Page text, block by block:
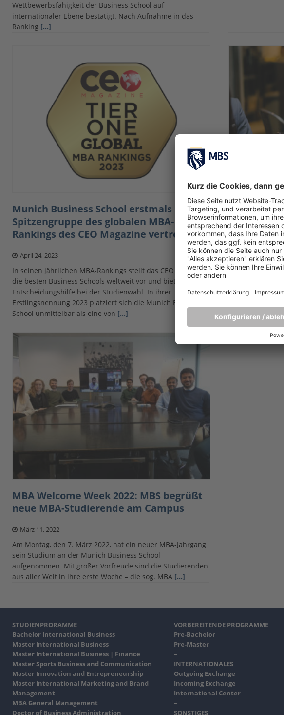
Wettbewerbsfähigkeit der Business School auf
internationaler Ebene bestätigt. Nach Aufnahme in das
Ranking […]
Munich Business School erstmals in der
Spitzengruppe des globalen MBA-
Rankings des CEO Magazine vertreten
April 24, 2023
In seinen jährlichen MBA-Rankings stellt das CEO Magazine
die bes­ten Business Schools weltweit vor und bietet eine
Entscheidungshilfe bei der Studienwahl. In ihrer
Erstlingsnennung 2023 platziert sich die Munich Business
School unmittelbar als eine von […]
Was ein
Andrew Heldt
Sie glauben,
Maß an
ironische Weise,
MBA Welcome Week 2022: MBS begrüßt
neue MBA-Studierende am Campus
März 11, 2022
Am Montag, den 7. März 2022, hat ein neuer MBA-Jahrgang
sein Studium an der Munich Business School
aufgenommen. Mit großer Vorfreude sind die Studierenden
aus aller Welt in ihre erste Woche – die sog. MBA […]
STUDIENPRORAMME
Bachelor International Business
Master International Business
Master International Business | Finance
Master Sports Business and Communication
Master Innovation and Entrepreneurship
Master International Marketing and Brand
Management
MBA General Management
Doctor of Business Administration
VORBEREITENDE PROGRAMME
Pre-Bachelor
Pre-Master
–
INTERNATIONALES
Outgoing Exchange
Incoming Exchange
International Center
–
SONSTIGES